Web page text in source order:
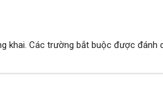
khai. Các trường bắt buộc được đánh